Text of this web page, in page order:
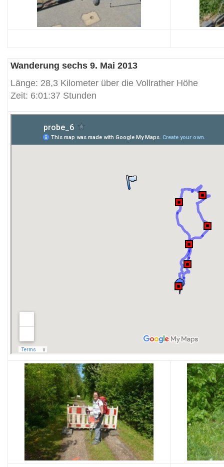
Wanderung sechs 9. Mai 2013
Länge: 28,3 Kilometer über die Vollrather Höhe
Zeit: 6:01:37 Stunden